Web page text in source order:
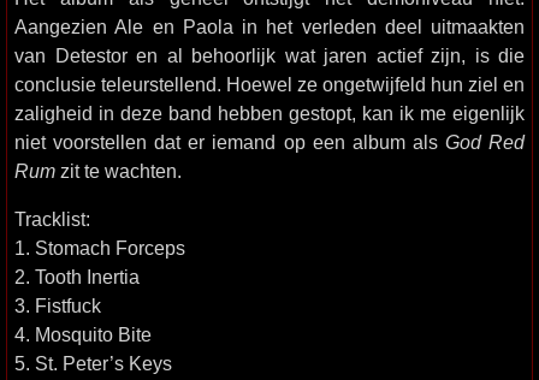
Aangezien Ale en Paola in het verleden deel uitmaakten
van Detestor en al behoorlijk wat jaren actief zijn, is die
conclusie teleurstellend. Hoewel ze ongetwijfeld hun ziel en
zaligheid in deze band hebben gestopt, kan ik me eigenlijk
niet voorstellen dat er iemand op een album als God Red
Rum zit te wachten.
Tracklist:
1. Stomach Forceps
2. Tooth Inertia
3. Fistfuck
4. Mosquito Bite
5. St. Peter’s Keys